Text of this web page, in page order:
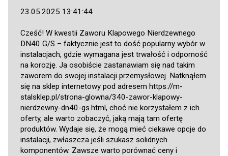
23.05.2025 13:41:44
Cześć! W kwestii Zaworu Klapowego Nierdzewnego
DN40 G/S – faktycznie jest to dość popularny wybór w
instalacjach, gdzie wymagana jest trwałość i odporność
na korozję. Ja osobiście zastanawiam się nad takim
zaworem do swojej instalacji przemysłowej. Natknąłem
się na sklep internetowy pod adresem https://m-
stalsklep.pl/strona-glowna/340-zawor-klapowy-
nierdzewny-dn40-gs.html, choć nie korzystałem z ich
oferty, ale warto zobaczyć, jaką mają tam ofertę
produktów. Wydaje się, że mogą mieć ciekawe opcje do
instalacji, zwłaszcza jeśli szukasz solidnych
komponentów. Zawsze warto porównać ceny i